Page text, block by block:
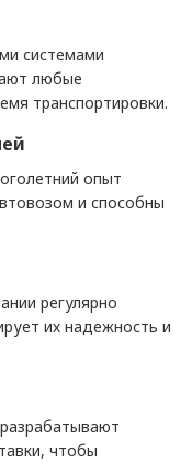
системами
любые
транспортировки.
опыт
и способны
регулярно
их надежность и
чтобы